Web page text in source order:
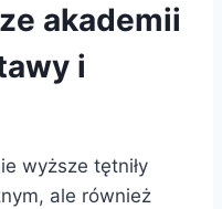
akademii
i
wyższe tętniły
ale również